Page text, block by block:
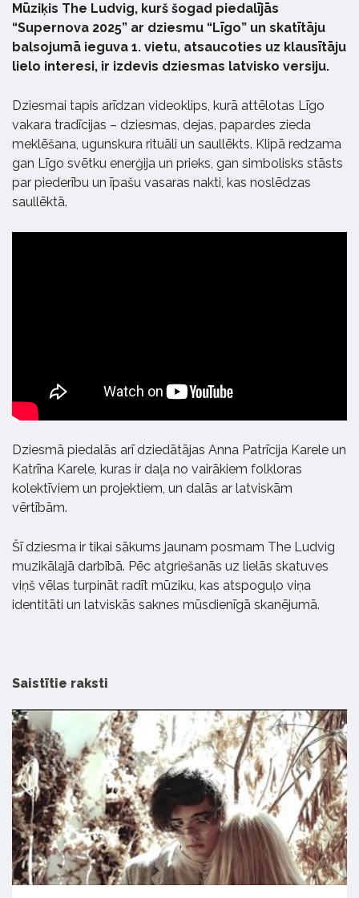
Mūziķis The Ludvig, kurš šogad piedalījās
“Supernova 2025” ar dziesmu “Līgo” un skatītāju
balsojumā ieguva 1. vietu, atsaucoties uz klausītāju
lielo interesi, ir izdevis dziesmas latvisko versiju.
Dziesmai tapis arīdzan videoklips, kurā attēlotas Līgo
vakara tradīcijas – dziesmas, dejas, papardes zieda
meklēšana, ugunskura rituāli un saullēkts. Klipā redzama
gan Līgo svētku enerģija un prieks, gan simbolisks stāsts
par piederību un īpašu vasaras nakti, kas noslēdzas
saullēktā.
Dziesmā piedalās arī dziedātājas Anna Patrīcija Karele un
Katrīna Karele, kuras ir daļa no vairākiem folkloras
kolektīviem un projektiem, un dalās ar latviskām
vērtībām.
Šī dziesma ir tikai sākums jaunam posmam The Ludvig
muzikālajā darbībā. Pēc atgriešanās uz lielās skatuves
viņš vēlas turpināt radīt mūziku, kas atspoguļo viņa
identitāti un latviskās saknes mūsdienīgā skanējumā.
Saistītie raksti